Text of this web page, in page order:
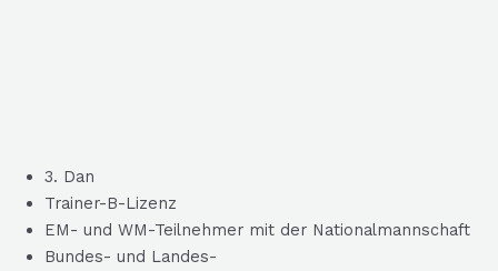
3. Dan
Trainer-B-Lizenz
EM- und WM-Teilnehmer mit der Nationalmannschaft
Bundes- und Landes-